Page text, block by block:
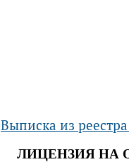
Выписка из
ЛИЦЕНЗИЯ НА